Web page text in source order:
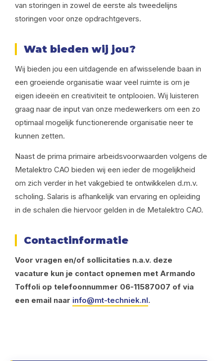
van storingen in zowel de eerste als tweedelijns
storingen voor onze opdrachtgevers.
Wat bieden wij jou?
Wij bieden jou een uitdagende en afwisselende baan in
een groeiende organisatie waar veel ruimte is om je
eigen ideeën en creativiteit te ontplooien. Wij luisteren
graag naar de input van onze medewerkers om een zo
optimaal mogelijk functionerende organisatie neer te
kunnen zetten.
Naast de prima primaire arbeidsvoorwaarden volgens de
Metalektro CAO bieden wij een ieder de mogelijkheid
om zich verder in het vakgebied te ontwikkelen d.m.v.
scholing. Salaris is afhankelijk van ervaring en opleiding
in de schalen die hiervoor gelden in de Metalektro CAO.
Contactinformatie
Voor vragen en/of sollicitaties n.a.v. deze
vacature kun je contact opnemen met Armando
Toffoli op telefoonnummer 06-11587007 of via
een email naar info@mt-techniek.nl.